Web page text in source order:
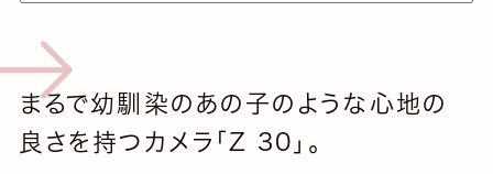
まるで幼馴染のあの子のような心地の
良さを持つカメラ「Z 30」。